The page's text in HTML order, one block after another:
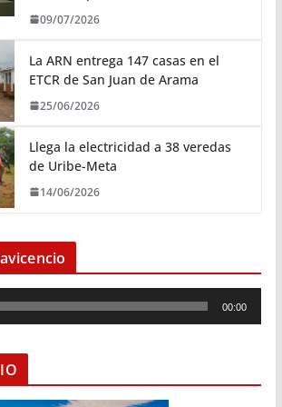
09/07/2026
La ARN entrega 147 casas en el
ETCR de San Juan de Arama
25/06/2026
Llega la electricidad a 38 veredas
de Uribe-Meta
14/06/2026
00:00